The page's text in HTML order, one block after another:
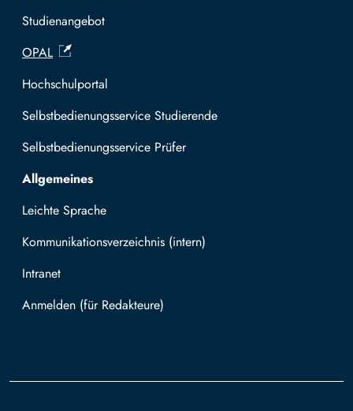
Studienangebot
OPAL
Hochschulportal
Selbstbedienungsservice Studierende
Selbstbedienungsservice Prüfer
Allgemeines
Leichte Sprache
Kommunikationsverzeichnis (intern)
Intranet
Mit TUBAF Login anmelden